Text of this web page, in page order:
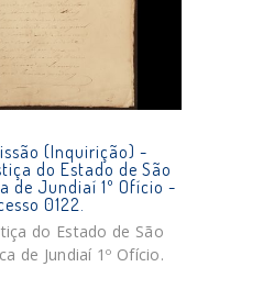
(Inquirição) -
do Estado de São
de Jundiaí 1º Ofício -
0122.
do Estado de São
de Jundiaí 1º Ofício.